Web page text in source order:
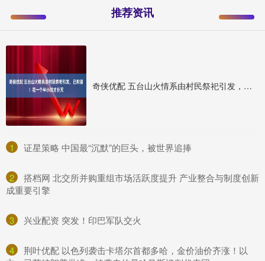
推荐资讯
奇侠优配 五台山火情系由村民祭祀引发，已拘留！花一个半小时才扑灭
1 ​证星策略 中国最“沉默”的巨头，被世界追捧
2
​搭档网 北交所并购重组市场活跃度提升 产业整合与制度创新
成重要引擎
3 ​兴业配资 突发！印巴军队交火
4
​荆叶优配 以色列袭击卡塔尔首都多哈，金价油价齐涨！以